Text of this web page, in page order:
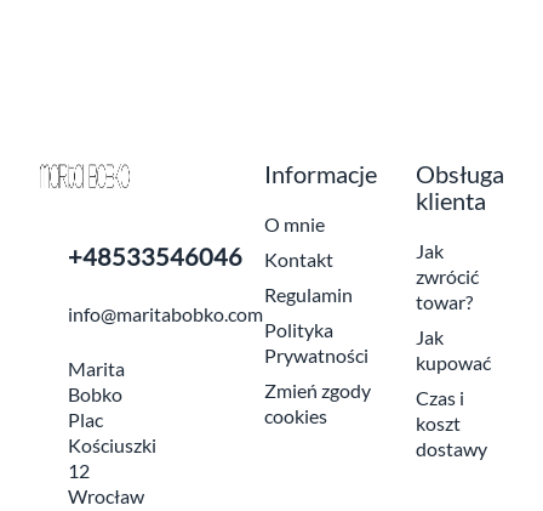
+48533546046
info@maritabobko.com
Marita
Bobko
Plac
Kościuszki
12
Wrocław
Informacje
O mnie
Kontakt
Regulamin
Polityka
Prywatności
Zmień zgody
cookies
Obsługa
klienta
Jak
zwrócić
towar?
Jak
kupować
Czas i
koszt
dostawy